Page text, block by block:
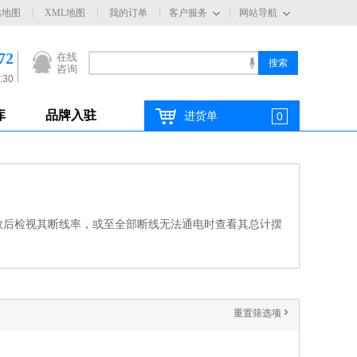
网站导航
客户服务
图 XML地图 我的订单
在线
咨询
品牌入驻 进货单 0
检视其断线率，或至全部断线无法通电时查看其总计摆
重置筛选项 '